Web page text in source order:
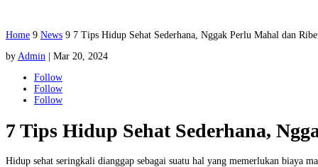
Home 9 News 9 7 Tips Hidup Sehat Sederhana, Nggak Perlu Mahal dan
by Admin
Mar 20, 2024
Follow
Follow
Follow
7 Tips Hidup Sehat Sederhana,
Hidup sehat seringkali dianggap sebagai suatu hal yang memerlukan biaya